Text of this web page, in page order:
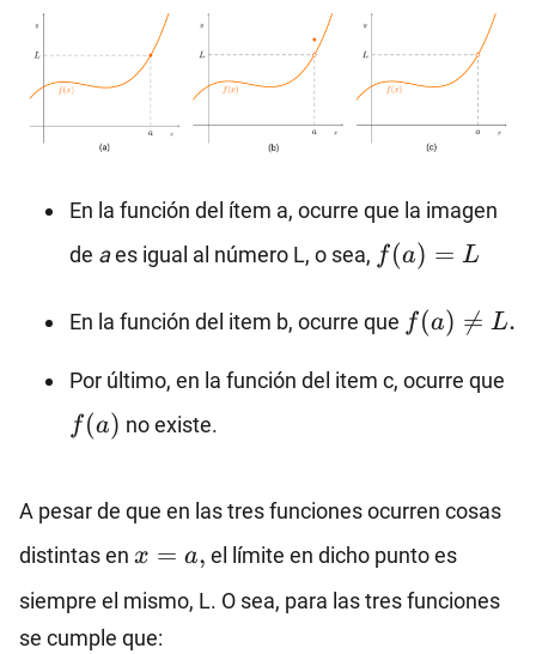
En la función del ítem a, ocurre que la imagen
de aes igual al número L, o sea, f(a)=L
f(a) = L
En la función del item b, ocurre que f(a)≠L.
f(a) 
= L.
Por último, en la función del item c, ocurre que
f(a) no existe.
A pesar de que en las tres funciones ocurren cosas
distintas en x=a,
x = a, el límite en dicho punto es
siempre el mismo, L. O sea, para las tres funciones
se cumple que: